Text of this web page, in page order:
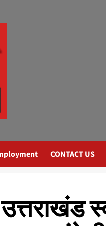
CONTACT US